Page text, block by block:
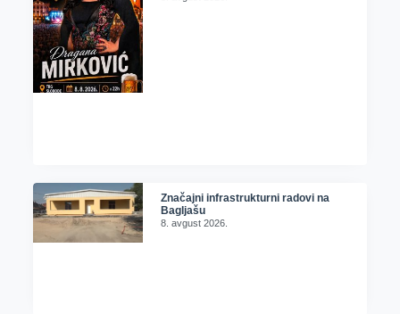
Značajni infrastrukturni radovi na
Bagljašu
8. avgust 2026.